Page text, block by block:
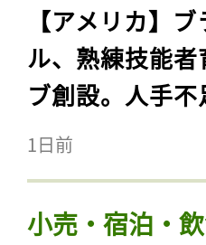
【アメリカ】
ル、熟練技能
ブ創設。人手不
1日前
小売・宿泊・